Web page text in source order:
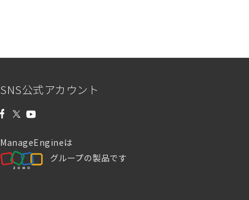
SNS公式アカウント
ManageEngineは
グループの製品です